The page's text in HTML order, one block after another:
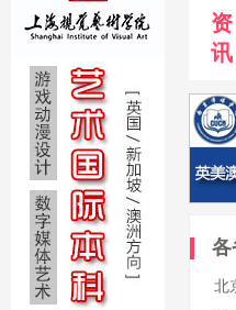
资
讯
各
北